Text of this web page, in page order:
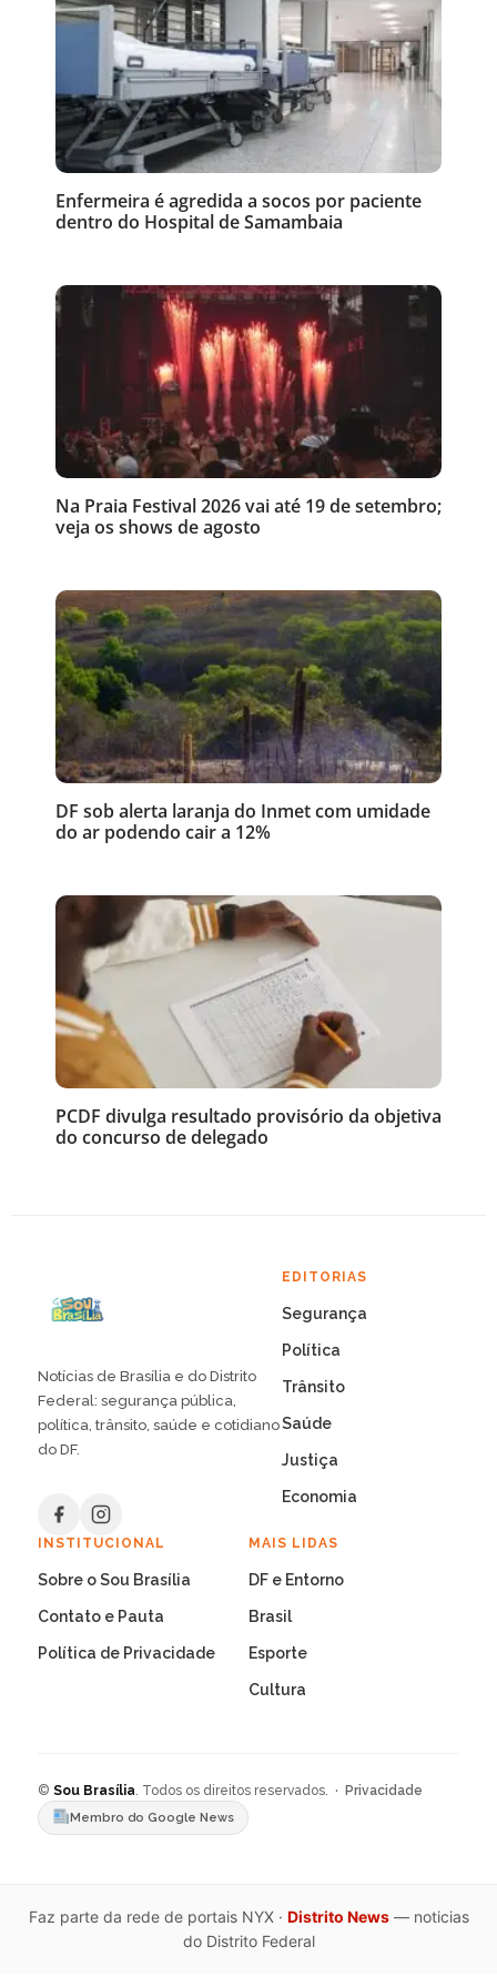
Enfermeira é agredida a socos por paciente
dentro do Hospital de Samambaia
Na Praia Festival 2026 vai até 19 de setembro;
veja os shows de agosto
DF sob alerta laranja do Inmet com umidade
do ar podendo cair a 12%
PCDF divulga resultado provisório da objetiva
do concurso de delegado
Notícias de Brasília e do Distrito
Federal: segurança pública,
política, trânsito, saúde e cotidiano
do DF.
EDITORIAS
Segurança
Política
Trânsito
Saúde
Justiça
Economia
INSTITUCIONAL
Sobre o Sou Brasília
Contato e Pauta
Política de Privacidade
MAIS LIDAS
DF e Entorno
Brasil
Esporte
Cultura
© Sou Brasília. Todos os direitos reservados. · Privacidade
Membro do Google News
Faz parte da rede de portais NYX · Distrito News— noticias
do Distrito Federal